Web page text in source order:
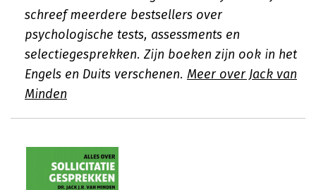
schreef meerdere bestsellers over
psychologische tests, assessments en
selectiegesprekken. Zijn boeken zijn ook in het
Engels en Duits verschenen. Meer over Jack van
Minden